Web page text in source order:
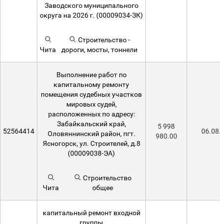
Заводского муниципального
округа на 2026 г. (00009034-ЗК)
Чита
Строительство -
дороги, мосты, тоннели
52564414
Выполнение работ по
капитальному ремонту
помещения судебных участков
мировых судей,
расположенных по адресу:
Забайкальский край,
Оловяннинский район, пгт.
Ясногорск, ул. Строителей, д.8
(00009038-ЭА)
Чита
Строительство
общее
5 998
980.00
капитальный ремонт входной